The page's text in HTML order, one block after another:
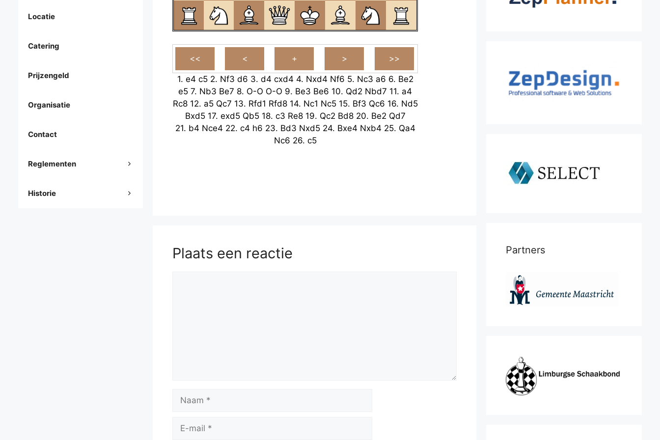
1. e4 c5 2. Nf3 d6 3. d4 cxd4 4. Nxd4 Nf6 5. Nc3 a6 6. Be2
e5 7. Nb3 Be7 8. O-O O-O 9. Be3 Be6 10. Qd2 Nbd7 11. a4
Rc8 12. a5 Qc7 13. Rfd1 Rfd8 14. Nc1 Nc5 15. Bf3 Qc6 16. Nd5
Bxd5 17. exd5 Qb5 18. c3 Re8 19. Qc2 Bd8 20. Be2 Qd7
21. b4 Nce4 22. c4 h6 23. Bd3 Nxd5 24. Bxe4 Nxb4 25. Qa4
Nc6 26. c5
Plaats een reactie
mail
Locatie
Catering
Prijzengeld
Organisatie
Contact
Reglementen
Historie
Partners